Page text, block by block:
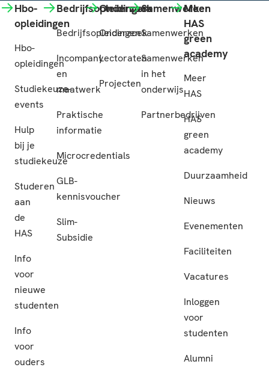
Hbo-
opleidingen
Hbo-
opleidingen
Studiekeuze-
events
Hulp
bij je
studiekeuze
Studeren
aan
de
HAS
Info
voor
nieuwe
studenten
Info
voor
ouders
Bedrijfsopleidingen
Bedrijfsopleidingen
Incompany
en
maatwerk
Praktische
informatie
Microcredentials
GLB-
kennisvoucher
Slim-
Subsidie
Onderzoek
Onderzoek
Lectoraten
Projecten
Samenwerken
Samenwerken
Samenwerken
in het
onderwijs
Partnerbedrijven
Meer
HAS
green
academy
Meer
HAS
HAS
green
academy
Duurzaamheid
Nieuws
Evenementen
Faciliteiten
Vacatures
Inloggen
voor
studenten
Alumni